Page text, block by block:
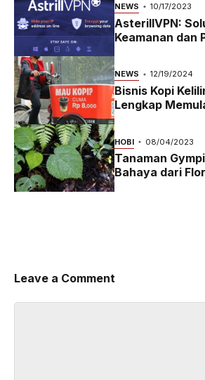
NEWS 10/17/2023
AsterillVPN:
Keamanan dan
NEWS 12/19/2024
Bisnis Kopi
Lengkap
Bike yang
2024
HOBI 08/04/2023
Tanaman
Bahaya dari
Leave a Comment